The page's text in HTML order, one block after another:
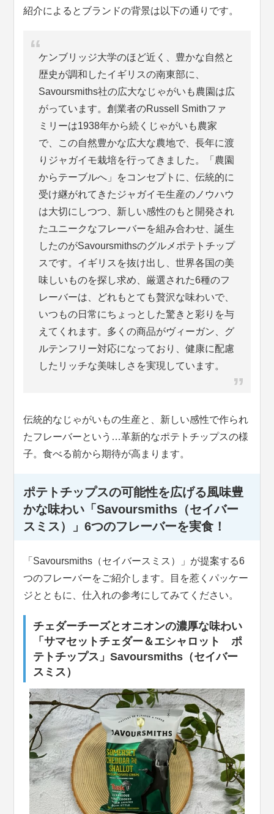
紹介によるとブランドの背景は以下の通りです。
ケンブリッジ大学のほど近く、豊かな自然と
歴史が調和したイギリスの南東部に、
Savoursmiths社の広大なじゃがいも農園は広
がっています。創業者のRussell Smithファ
ミリーは1938年から続くじゃがいも農家
で、この自然豊かな広大な農地で、長年に渡
りジャガイモ栽培を行ってきました。「農園
からテーブルへ」をコンセプトに、伝統的に
受け継がれてきたジャガイモ生産のノウハウ
は大切にしつつ、新しい感性のもと開発され
たユニークなフレーバーを組み合わせ、誕生
したのがSavoursmithsのグルメポテトチップ
スです。イギリスを抜け出し、世界各国の美
味しいものを探し求め、厳選された6種のフ
レーバーは、どれもとても贅沢な味わいで、
いつもの日常にちょっとした驚きと彩りを与
えてくれます。多くの商品がヴィーガン、グ
ルテンフリー対応になっており、健康に配慮
したリッチな美味しさを実現しています。
伝統的なじゃがいもの生産と、新しい感性で作られ
たフレーバーという…革新的なポテトチップスの様
子。食べる前から期待が高まります。
ポテトチップスの可能性を広げる風味豊
かな味わい「Savoursmiths（セイバー
スミス）」6つのフレーバーを実食！
「Savoursmiths（セイバースミス）」が提案する6
つのフレーバーをご紹介します。目を惹くパッケー
ジとともに、仕入れの参考にしてみてください。
チェダーチーズとオニオンの濃厚な味わい
「サマセットチェダー＆エシャロット ポ
テトチップス」Savoursmiths（セイバー
スミス）